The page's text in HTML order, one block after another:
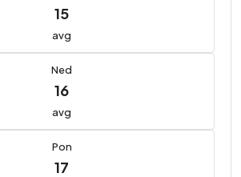
15
avg
Ned
16
avg
Pon
17